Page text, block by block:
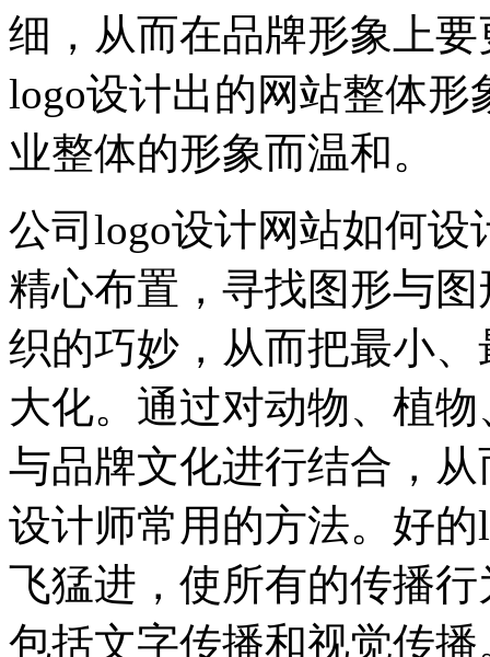
细，从而在品牌形象上
logo设计出的网站整体
业整体的形象而温和。
公司logo设计网站如何
精心布置，寻找图形与
织的巧妙，从而把最小
大化。通过对动物、植
与品牌文化进行结合，
设计师常用的方法。好
飞猛进，使所有的传播
包括文字传播和视觉传